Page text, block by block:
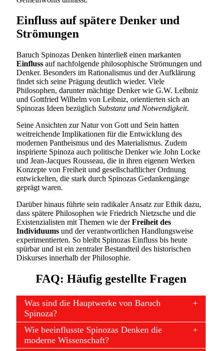
Einfluss auf spätere Denker und
Strömungen
Baruch Spinozas Denken hinterließ einen markanten
Einfluss auf nachfolgende philosophische Strömungen und
Denker. Besonders im Rationalismus und der Aufklärung
findet sich seine Prägung deutlich wieder. Viele
Philosophen, darunter mächtige Denker wie G.W. Leibniz
und Gottfried Wilhelm von Leibniz, orientierten sich an
Spinozas Ideen bezüglich Substanz und Notwendigkeit.
Seine Ansichten zur Natur von Gott und Sein hatten
weitreichende Implikationen für die Entwicklung des
modernen Pantheismus und des Materialismus. Zudem
inspirierte Spinoza auch politische Denker wie John Locke
und Jean-Jacques Rousseau, die in ihren eigenen Werken
Konzepte von Freiheit und gesellschaftlicher Ordnung
entwickelten, die stark durch Spinozas Gedankengänge
geprägt waren.
Darüber hinaus führte sein radikaler Ansatz zur Ethik dazu,
dass spätere Philosophen wie Friedrich Nietzsche und die
Existenzialisten mit Themen wie derFreiheit des
Individuums und der verantwortlichen Handlungsweise
experimentierten. So bleibt Spinozas Einfluss bis heute
spürbar und ist ein zentraler Bestandteil des historischen
Diskurses innerhalb der Philosophie.
FAQ: Häufig gestellte Fragen
Was sind die Hauptwerke von Baruch
Spinoza?
Wie beeinflusste Spinozas Denken die
moderne Wissenschaft?